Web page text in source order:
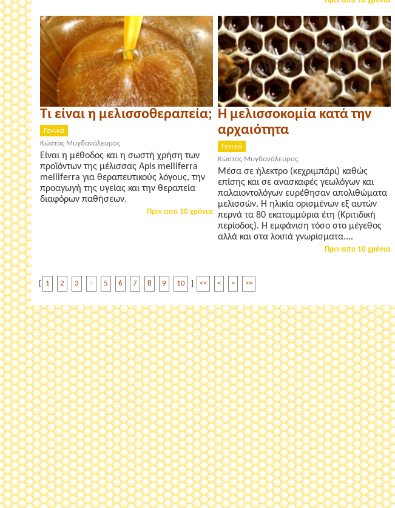
Τι είναι η μελισσοθεραπεία;
Γενικά
Κώστας Μυγδανάλευρος
Είναι η μέθοδος και η σωστή χρήση των
προϊόντων της μέλισσας Apis melliferra
melliferra για θεραπευτικούς λόγους, την
προαγωγή της υγείας και την θεραπεία
διαφόρων παθήσεων.
Πριν απο 10 χρόνια
Η μελισσοκομία κατά την
αρχαιότητα
Γενικά
Κώστας Μυγδανάλευρος
Μέσα σε ήλεκτρο (κεχριμπάρι) καθώς
επίσης και σε ανασκαφές γεωλόγων και
παλαιοντολόγων ευρέθησαν απολιθώματα
μελισσών. Η ηλικία ορισμένων εξ αυτών
περνά τα 80 εκατομμύρια έτη (Κριτιδική
περίοδος). Η εμφάνιση τόσο στο μέγεθος
αλλά και στα λοιπά γνωρίσματα....
Πριν απο 10 χρόνια
[ 1 2 3 4 5 6 7 8 9 10 ] << < > >>